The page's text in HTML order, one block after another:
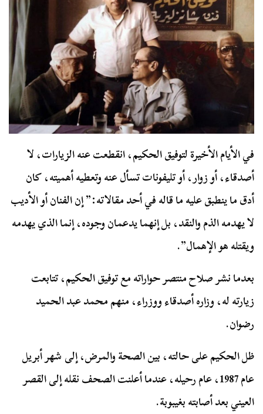
في الأيام الأخيرة لتوفيق الحكيم، انقطعت عنه الزيارات، لا
أصدقاء، أو زوار، أو تليفونات تسأل عنه وتعطيه أهميته، كان
أدق ما ينطبق عليه ما قاله في أحد مقالاته:” إن الفنان أو الأديب
لا يهدمه الذم والنقد، بل إنهما يدعمان وجوده، إنما الذي يهدمه
ويقتله هو الإهمال”.
بعدما نشر صلاح منتصر حواراته مع توفيق الحكيم، تتابعت
زيارته له، وزاره أصدقاء ووزراء، منهم محمد عبد الحميد
رضوان.
ظل الحكيم على حالته، بين الصحة والمرض، إلى شهر أبريل
عام 1987، عام رحيله، عندما أعلنت الصحف نقله إلى القصر
العيني بعد أصابته بغيبوبة.